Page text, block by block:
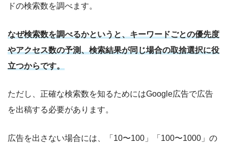
ドの検索数を調べます。
なぜ検索数を調べるかというと、キーワードごとの優先度
やアクセス数の予測、検索結果が同じ場合の取捨選択に役
立つからです。
ただし、正確な検索数を知るためにはGoogle広告で広告
を出稿する必要があります。
広告を出さない場合には、「10〜100」「100〜1000」の